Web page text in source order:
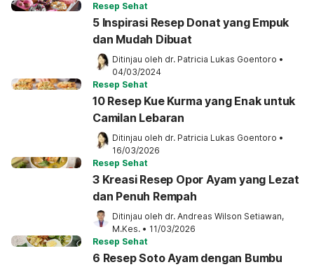
Resep Sehat
5 Inspirasi Resep Donat yang Empuk
dan Mudah Dibuat
Ditinjau oleh dr. Patricia Lukas Goentoro •
04/03/2024
Resep Sehat
10 Resep Kue Kurma yang Enak untuk
Camilan Lebaran
Ditinjau oleh dr. Patricia Lukas Goentoro •
16/03/2026
Resep Sehat
3 Kreasi Resep Opor Ayam yang Lezat
dan Penuh Rempah
Ditinjau oleh dr. Andreas Wilson Setiawan,
M.Kes. • 11/03/2026
Resep Sehat
6 Resep Soto Ayam dengan Bumbu